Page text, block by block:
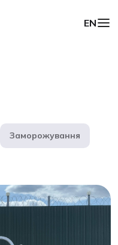
EN
Заморожування